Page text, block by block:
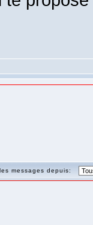
messages depuis: